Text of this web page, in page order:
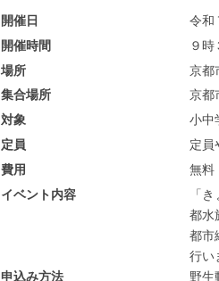
開催日
令和
開催時間
９
場所
京都
集合場所
京都
対象
小中
定員
定員
費用
無料
イベント内容
「
都水
都市
行い
申込み方法
野生